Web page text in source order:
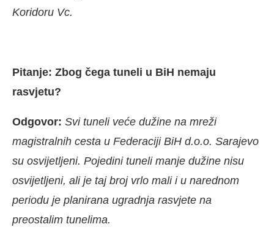
Koridoru Vc.
Pitanje: Zbog čega tuneli u BiH nemaju
rasvjetu?
Odgovor: Svi tuneli veće dužine na mreži
magistralnih cesta u Federaciji BiH d.o.o. Sarajevo
su osvijetljeni. Pojedini tuneli manje dužine nisu
osvijetljeni, ali je taj broj vrlo mali i u narednom
periodu je planirana ugradnja rasvjete na
preostalim tunelima.